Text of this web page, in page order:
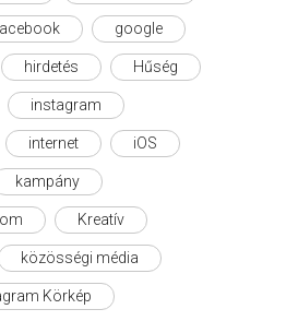
google
hirdetés Hűség
instagram
internet iOS
kampány
Kreatív
közösségi média
Körkép